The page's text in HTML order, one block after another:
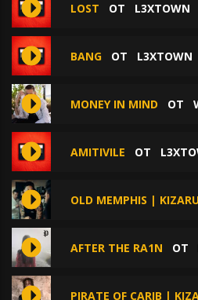
LOST ОТ L3XTOWN
BANG ОТ L3XTOWN
MONEY IN MIND ОТ
AMITIVILE ОТ
OLD MEMPHIS |
AFTER THE RA1N ОТ
PIRATE OF CARIB |